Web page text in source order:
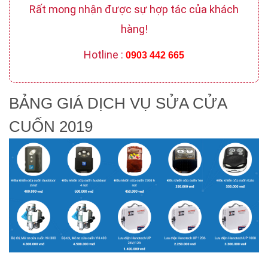
Rất mong nhận được sự hợp tác của khách
hàng!
Hotline : 0903 442 665
BẢNG GIÁ DỊCH VỤ SỬA CỬA
CUỐN 2019